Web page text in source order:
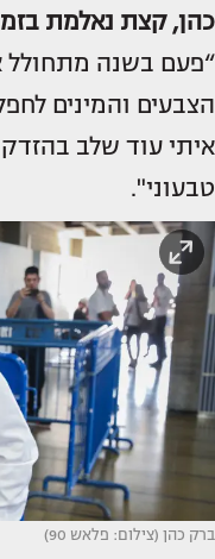
כהן, קצת נאלמת
“פעם בשנה מתחולל
הצבעים והמינים
איתי עוד שלב
טבעוני".
ברק כהן (צילום: פלאש 90)